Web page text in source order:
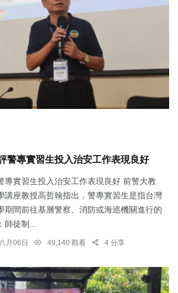
警專實習生投入治安工作表現良好
專實習生投入治安工作表現良好 前警大教
講座教授高哲翰指出，警專實習生是指台灣
期間前往基層警察、消防或海巡機關進行的
徒制...
月06日 49,140 觀看 4 分享